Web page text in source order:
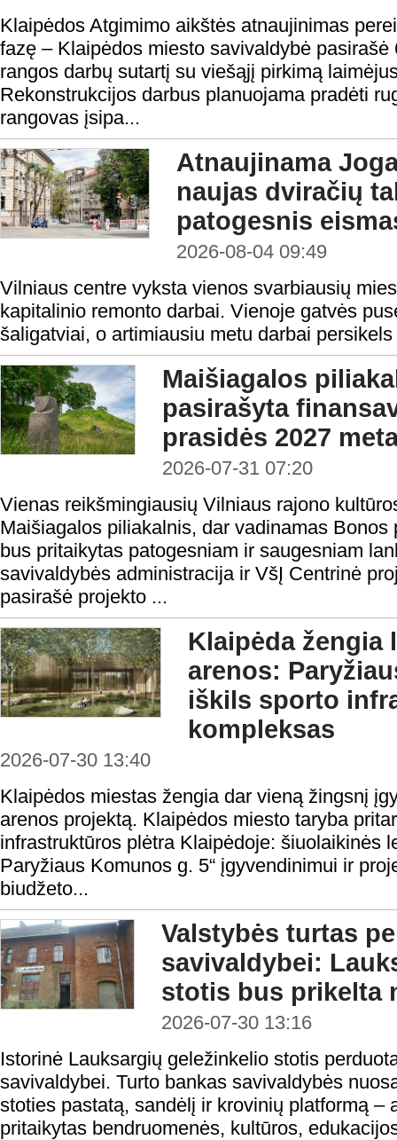
Klaipėdos Atgimimo aikštės atnaujinimas
fazę – Klaipėdos miesto savivaldybė
rangos darbų sutartį su viešąjį pirkimą
Rekonstrukcijos darbus planuojama pradėti
rangovas įsipa...
Atnaujinama
naujas dviračių
patogesnis
2026-08-04 09:49
Vilniaus centre vyksta vienos svarbiausių
kapitalinio remonto darbai. Vienoje gatvės
šaligatviai, o artimiausiu metu darbai
Maišiagalos
pasirašyta
prasidės 2027
2026-07-31 07:20
Vienas reikšmingiausių Vilniaus rajono
Maišiagalos piliakalnis, dar vadinamas
bus pritaikytas patogesniam ir saugesniam
savivaldybės administracija ir VšĮ Centrinė
pasirašė projekto ...
Klaipėda žengia
arenos:
iškils sporto
kompleksas
2026-07-30 13:40
Klaipėdos miestas žengia dar vieną žingsnį
arenos projektą. Klaipėdos miesto taryba
infrastruktūros plėtra Klaipėdoje: šiuolaikinės
Paryžiaus Komunos g. 5“ įgyvendinimui ir
biudžeto...
Valstybės turtas
savivaldybei:
stotis bus prikelta
2026-07-30 13:16
Istorinė Lauksargių geležinkelio stotis
savivaldybei. Turto bankas savivaldybės
stoties pastatą, sandėlį ir krovinių platformą –
pritaikytas bendruomenės, kultūros,